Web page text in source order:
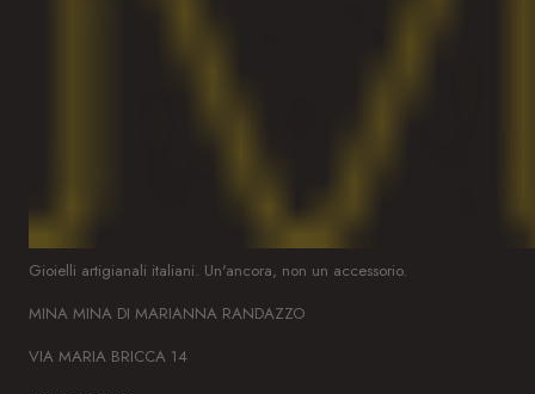
Gioielli artigianali italiani. Un'ancora, non un accessorio.
MINA MINA DI MARIANNA RANDAZZO
VIA MARIA BRICCA 14